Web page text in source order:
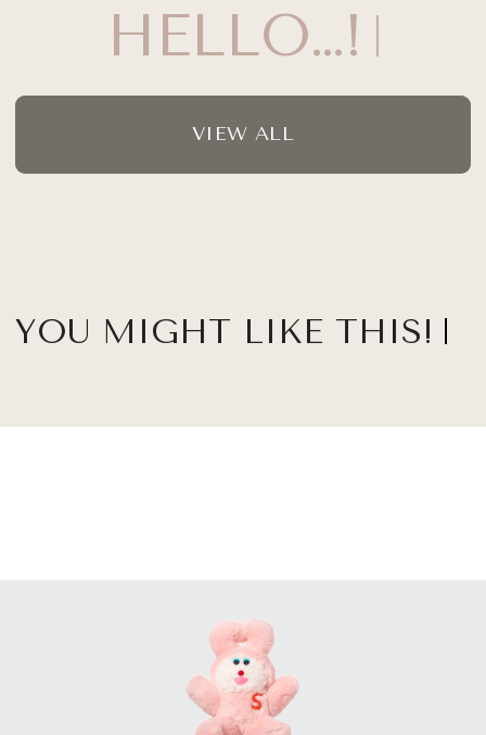
HELLO…!
VIEW ALL
YOU MIGHT LIKE THIS!